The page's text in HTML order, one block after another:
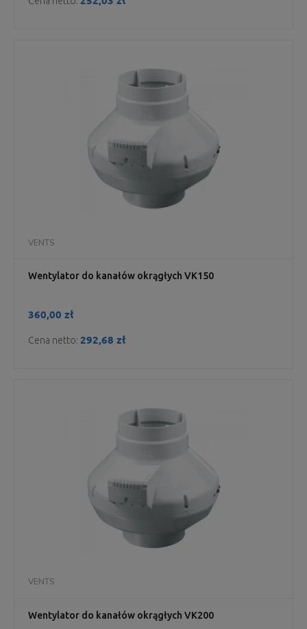
Wentylator do kanałów okrągłych VK150
VENTS
360,00 zł
Cena netto: 292,68 zł
Wentylator do kanałów okrągłych VK200
VENTS